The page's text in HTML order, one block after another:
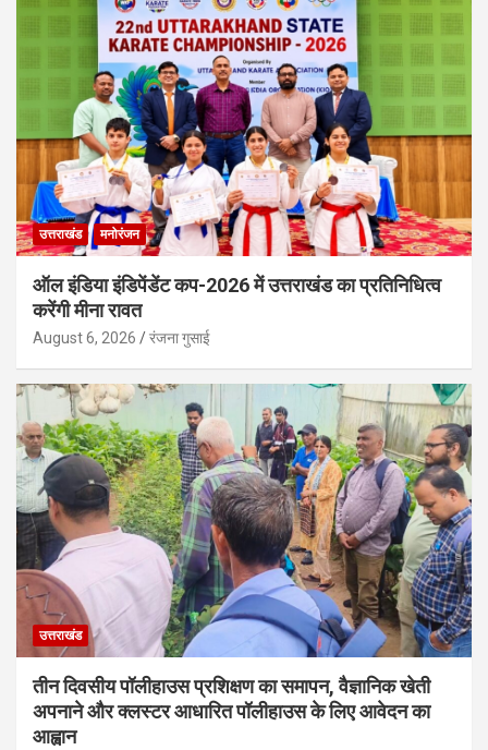
उत्तराखंड मनोरंजन
ऑल इंडिया इंडिपेंडेंट कप-2026 में उत्तराखंड का प्रतिनिधित्व
करेंगी मीना रावत
August 6, 2026 रंजना गुसाई
उत्तराखंड
तीन दिवसीय पॉलीहाउस प्रशिक्षण का समापन, वैज्ञानिक खेती
अपनाने और क्लस्टर आधारित पॉलीहाउस के लिए आवेदन का
आह्वान